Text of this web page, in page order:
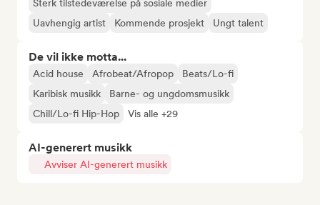
Sterk tilstedeværelse på sosiale medier
Uavhengig artist
Kommende prosjekt Ungt talent
De vil ikke motta...
Acid house Afrobeat/Afropop
Beats/Lo-fi
Karibisk musikk
Barne- og ungdomsmusikk
Chill/Lo-fi Hip-Hop
Vis alle +29
AI-generert musikk
Avviser AI-generert musikk